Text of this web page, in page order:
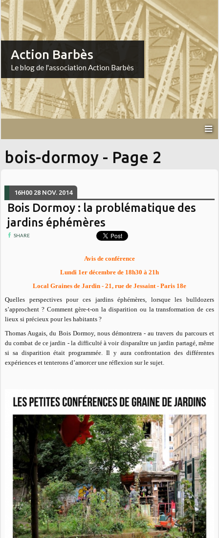
Action Barbès
Le blog de l'association Action Barbès
bois-dormoy - Page 2
16H00 28 NOV. 2014
Bois Dormoy : la problématique des
jardins éphémères
SHARE
Avis de conférence
Lundi 1er décembre de 18h30 à 21h
Local Graines de Jardin - 21, rue de Jessaint - Paris 18e
Quelles perspectives pour ces jardins éphémères, lorsque les bulldozers
s’approchent ? Comment gère-t-on la disparition ou la transformation de ces
lieux si précieux pour les habitants ?
Thomas Augais, du Bois Dormoy, nous démontrera - au travers du parcours et
du combat de ce jardin - la difficulté à voir disparaître un jardin partagé, même
si sa disparition était programmée. Il y aura confrontation des différentes
expériences et tenterons d’amorcer une réflexion sur le sujet.